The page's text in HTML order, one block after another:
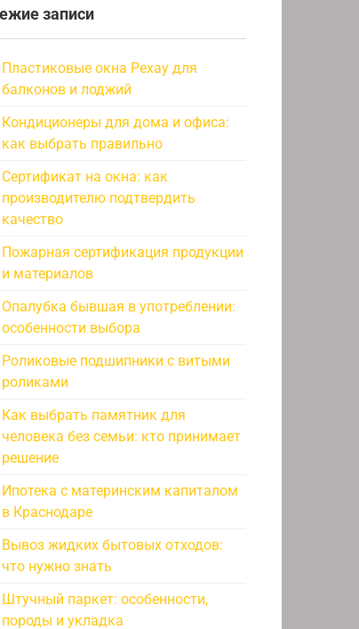
записи
Пластиковые окна Рехау для
балконов и лоджий
Кондиционеры для дома и офиса:
как выбрать правильно
Сертификат на окна: как
производителю подтвердить
качество
Пожарная сертификация продукции
и материалов
Опалубка бывшая в употреблении:
особенности выбора
Роликовые подшипники с витыми
роликами
Как выбрать памятник для
человека без семьи: кто принимает
решение
Ипотека с материнским капиталом
в Краснодаре
Вывоз жидких бытовых отходов:
что нужно знать
Штучный паркет: особенности,
породы и укладка